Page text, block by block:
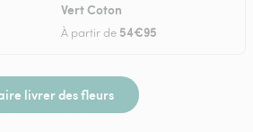
Vert Coton
À partir de 54€95
livrer des fleurs